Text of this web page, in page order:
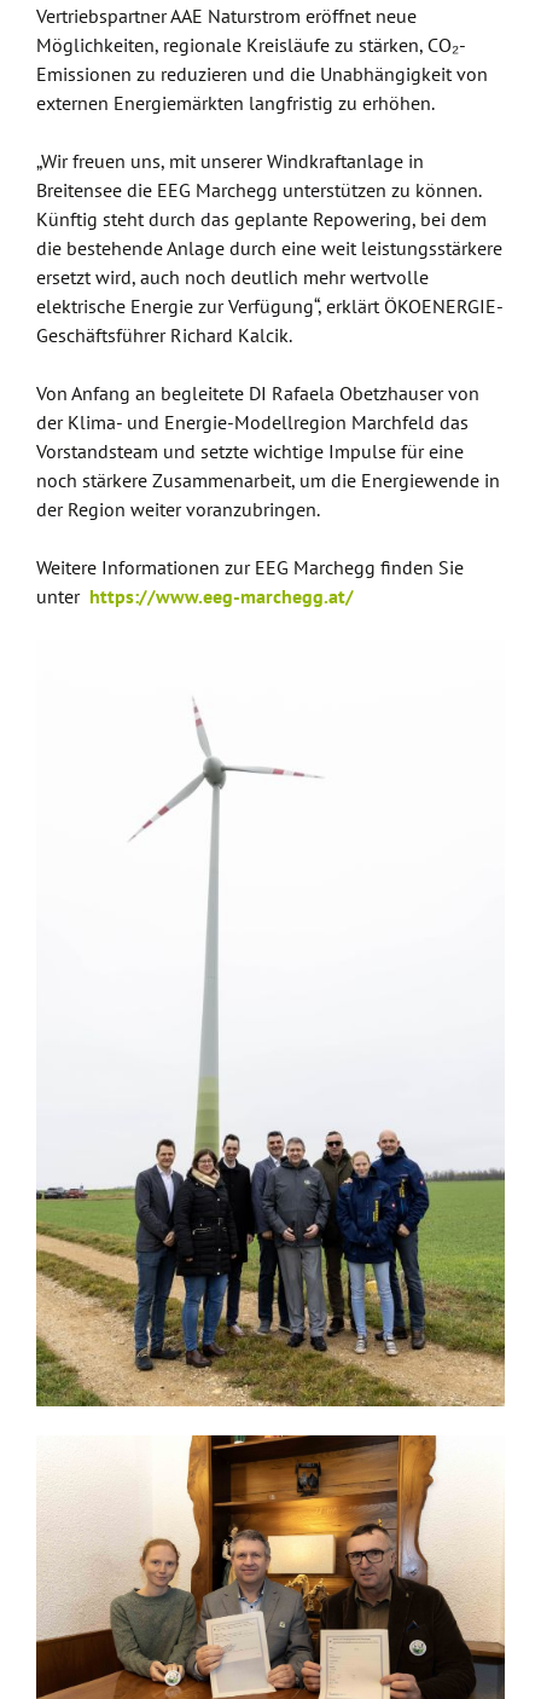
Vertriebspartner AAE Naturstrom eröffnet neue
Möglichkeiten, regionale Kreisläufe zu stärken, CO₂-
Emissionen zu reduzieren und die Unabhängigkeit von
externen Energiemärkten langfristig zu erhöhen.
„Wir freuen uns, mit unserer Windkraftanlage in
Breitensee die EEG Marchegg unterstützen zu können.
Künftig steht durch das geplante Repowering, bei dem
die bestehende Anlage durch eine weit leistungsstärkere
ersetzt wird, auch noch deutlich mehr wertvolle
elektrische Energie zur Verfügung“, erklärt ÖKOENERGIE-
Geschäftsführer Richard Kalcik.
Von Anfang an begleitete DI Rafaela Obetzhauser von
der Klima- und Energie-Modellregion Marchfeld das
Vorstandsteam und setzte wichtige Impulse für eine
noch stärkere Zusammenarbeit, um die Energiewende in
der Region weiter voranzubringen.
Weitere Informationen zur EEG Marchegg finden Sie
unter https://www.eeg-marchegg.at/